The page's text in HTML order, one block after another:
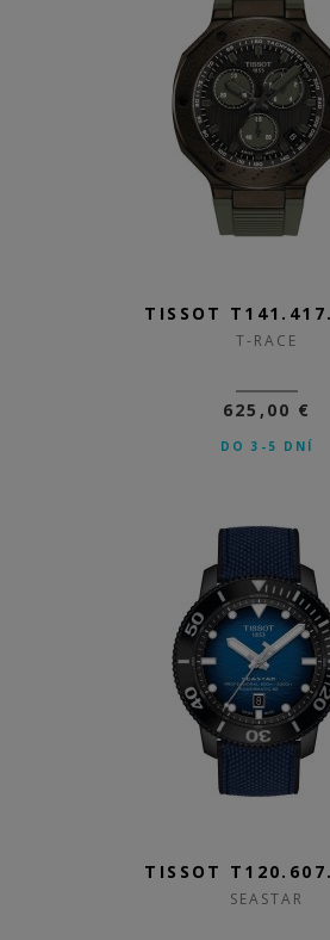
TISSOT
T-RACE
625,00 €
DO 3-5 DNÍ
TISSOT
SEASTAR